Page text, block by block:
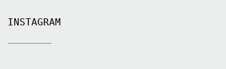
INSTAGRAM